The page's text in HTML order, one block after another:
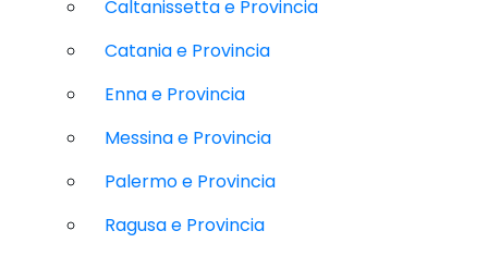
Caltanissetta e Provincia
Catania e Provincia
Enna e Provincia
Messina e Provincia
Palermo e Provincia
Ragusa e Provincia